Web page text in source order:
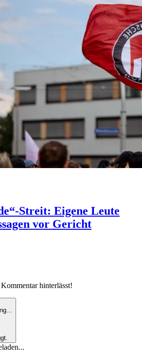
Streit: Eigene Leute
vor Gericht
hinterlässt!